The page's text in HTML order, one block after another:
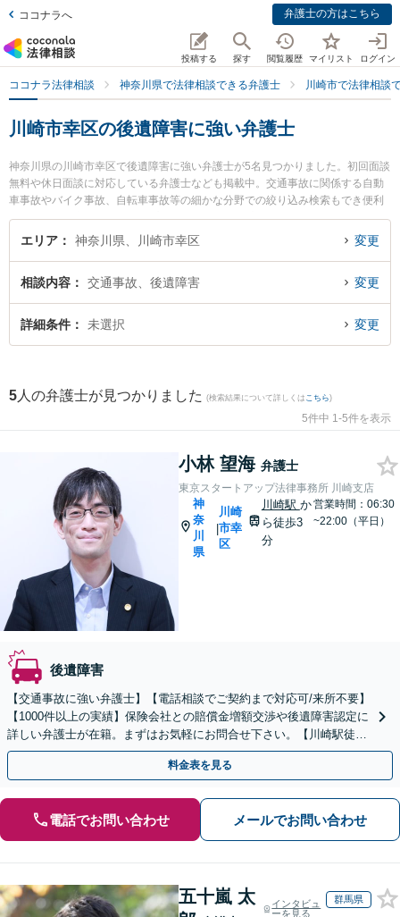
ココナラへ 弁護士の方はこちら
投稿する 探す 閲覧履歴 マイリスト ログイン
ココナラ法律相談 神奈川県で法律相談できる弁護士 川崎市で法律相談
川崎市幸区の後遺障害に強い弁護士
神奈川県の川崎市幸区で後遺障害に強い弁護士が5名見つかりました。初回面談
無料や休日面談に対応している弁護士なども掲載中。交通事故に関係する自動
車事故やバイク事故、自転車事故等の細かな分野での絞り込み検索もでき便利
です。特に東京スタートアップ法律事務所 川崎支店の小林 望海弁護士や佐藤恵
太法律事務所の佐藤 恵太弁護士、恵富総合法律事務所の小川 文子弁護士のプロ
遺障害のトラブル解決の実績豊富な近くの弁護士を検索したい』『初回相談無
料で後遺障害を法律相談できる川崎市幸区内の弁護士に相談予約したい』など
でお困りの相談者さんにおすすめです。
エリア 神奈川県、川崎市幸区 変更
相談内容 交通事故、後遺障害 変更
詳細条件 未選択 変更
5 人の弁護士が見つかりました (検索結果について詳しくは こちら)
5件中 1-5件を表示
小林 望海 弁護士
東京スタートアップ法律事務所 川崎支店
神
奈
川
県
|
川崎
市幸
区
川崎駅 か
ら徒歩3
分
営業時間：06:30
~22:00（平日）
後遺障害
【交通事故に強い弁護士】【電話相談でご契約まで対応可/来所不要】
【1000件以上の実績】保険会社との賠償金増額交渉や後遺障害認定に
詳しい弁護士が在籍。まずはお気軽にお問合せ下さい。【川崎駅徒歩
3分】
料金表を見る
電話でお問い合わせ メールでお問い合わせ
五十嵐 太
インタビュ
ーを見る
群馬県